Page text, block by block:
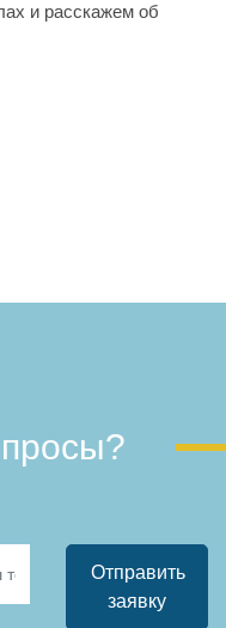
и расскажем об
Отправить
заявку